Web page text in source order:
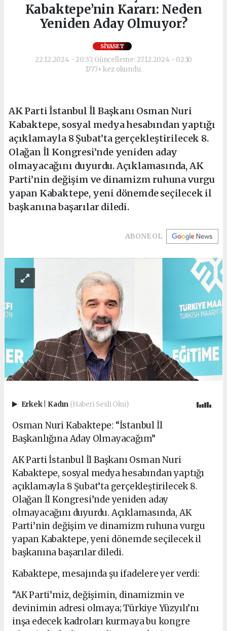
Kabaktepe’nin Kararı: Neden
Yeniden Aday Olmuyor?
SIYASET
22.12.2024 - 20:37, Güncelleme: 27.12.2024 - 02:10
1777+ kez okundu.
AK Parti İstanbul İl Başkanı Osman Nuri
Kabaktepe, sosyal medya hesabından yaptığı
açıklamayla 8 Şubat’ta gerçekleştirilecek 8.
Olağan İl Kongresi’nde yeniden aday
olmayacağını duyurdu. Açıklamasında, AK
Parti’nin değişim ve dinamizm ruhuna vurgu
yapan Kabaktepe, yeni dönemde seçilecek il
başkanına başarılar diledi.
ABONE OL
Erkek Kadın (Haberi Sesli Oku)
Osman Nuri Kabaktepe: “İstanbul İl
Başkanlığına Aday Olmayacağım”
AK Parti İstanbul İl Başkanı Osman Nuri
Kabaktepe, sosyal medya hesabından yaptığı
açıklamayla 8 Şubat’ta gerçekleştirilecek 8.
Olağan İl Kongresi’nde yeniden aday
olmayacağını duyurdu. Açıklamasında, AK
Parti’nin değişim ve dinamizm ruhuna vurgu
yapan Kabaktepe, yeni dönemde seçilecek il
başkanına başarılar diledi.
Kabaktepe, mesajında şu ifadelere yer verdi:
“AK Parti’miz, değişimin, dinamizmin ve
devinimin adresi olmaya; Türkiye Yüzyılı’nı
inşa edecek kadroları kurmaya bu kongre